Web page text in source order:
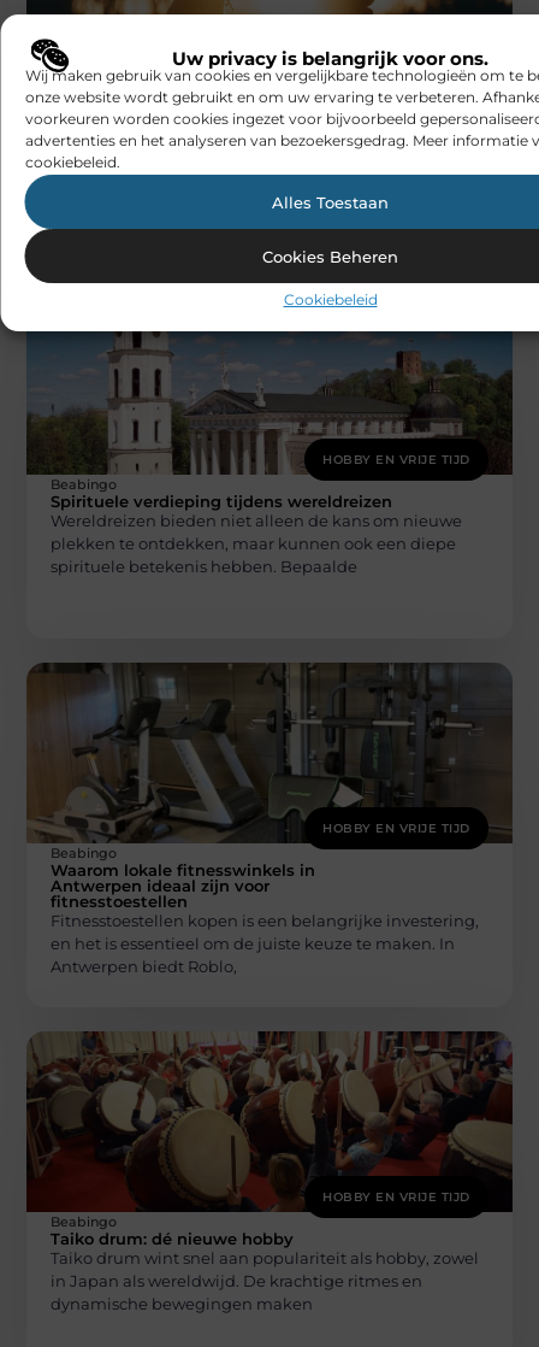
Uw privacy is belangrijk voor ons.
Wij maken gebruik van cookies en vergelijkbare technologieën om te
onze website wordt gebruikt en om uw ervaring te verbeteren.
voorkeuren worden cookies ingezet voor bijvoorbeeld
advertenties en het analyseren van bezoekersgedrag. Meer informatie
cookiebeleid.
Alles Toestaan
Cookies Beheren
Cookiebeleid
HOBBY EN VRIJE TIJD
Beabingo
Kies het skateboard dat bij je past
Bij de keuze van een skateboard is het cruciaal dat je
let op wat bij je skate-stijl past. Of je
HOBBY EN VRIJE TIJD
Beabingo
Spirituele verdieping tijdens wereldreizen
Wereldreizen bieden niet alleen de kans om nieuwe
plekken te ontdekken, maar kunnen ook een diepe
spirituele betekenis hebben. Bepaalde
HOBBY EN VRIJE TIJD
Beabingo
Waarom lokale fitnesswinkels in
Antwerpen ideaal zijn voor
fitnesstoestellen
Fitnesstoestellen kopen is een belangrijke investering,
en het is essentieel om de juiste keuze te maken. In
Antwerpen biedt Roblo,
HOBBY EN VRIJE TIJD
Beabingo
Taiko drum: dé nieuwe hobby
Taiko drum wint snel aan populariteit als hobby, zowel
in Japan als wereldwijd. De krachtige ritmes en
dynamische bewegingen maken